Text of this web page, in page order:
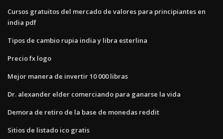
Cursos gratuitos del mercado de valores para principiantes en
india pdf
Tipos de cambio rupia india y libra esterlina
Precio fx logo
Mejor manera de invertir 10 000 libras
Dr. alexander elder comerciando para ganarse la vida
Demora de retiro de la base de monedas reddit
Sitios de listado ico gratis